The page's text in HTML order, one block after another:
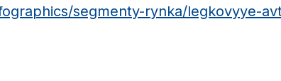
segmenty-rynka/legkovyye-